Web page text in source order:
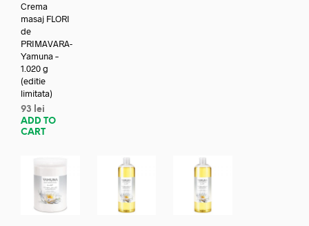
Crema
masaj FLORI
de
PRIMAVARA-
Yamuna –
1.020 g
(editie
limitata)
93
lei
ADD TO
CART